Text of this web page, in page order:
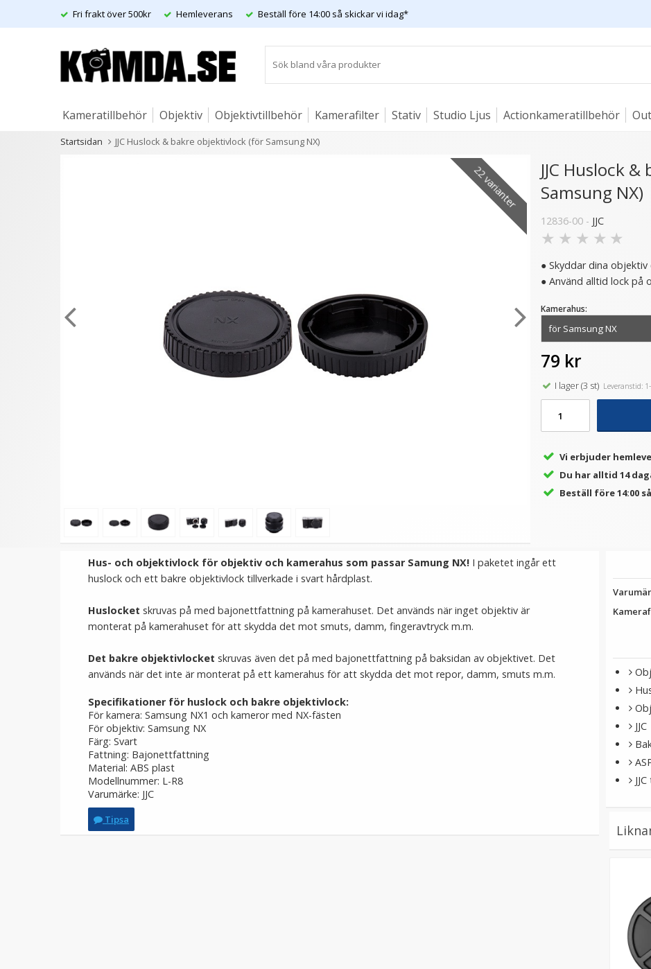
Fri frakt över 500kr Hemleverans Beställ före 14:00 så skickar vi idag*
Kameratillbehör Objektiv Objektivtillbehör Kamerafilter Stativ Studio Ljus Actionkameratillbehör
Artiklar
Startsidan JJC Huslock & bakre objektivlock (för Samsung NX)
JJC Ultra-thin F-MCUV Filter
- Skydd för ditt objektiv
★ ★★
Kiwifotos Främre
Objektivlock Center Pinch –
★ ★ ★ ★★
JJC CL-C1 Putsduk av
mikrofiber 165x165mm
★★★
22 varianter
JJC Huslock
Samsung NX)
12836-00 - JJC
★ ★ ★ ★ ★
● Skyddar dina
● Använd alltid lock på
Kamerahus:
79 kr
I lager (3 st)Leveranstid:
Vi erbjuder
Du har alltid 14
Beställ före 14:00
Hus- och objektivlock för objektiv och kamerahus som passar Samung NX! I paketet ingår ett
huslock och ett bakre objektivlock tillverkade i svart hårdplast.
Huslocket skruvas på med bajonettfattning på kamerahuset. Det används när inget objektiv är
monterat på kamerahuset för att skydda det mot smuts, damm, fingeravtryck m.m.
Det bakre objektivlocket skruvas även det på med bajonettfattning på baksidan av objektivet. Det
används när det inte är monterat på ett kamerahus för att skydda det mot repor, damm, smuts m.m.
Specifikationer för huslock och bakre objektivlock:
För kamera: Samsung NX1 och kameror med NX-fästen
För objektiv: Samsung NX
Färg: Svart
Fattning: Bajonettfattning
Material: ABS plast
Modellnummer: L-R8
Varumärke: JJC
Tipsa
JJC